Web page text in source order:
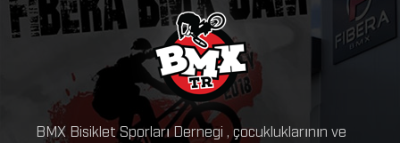
BMX Bisiklet Sporları Dernegi , çocukluklarının ve